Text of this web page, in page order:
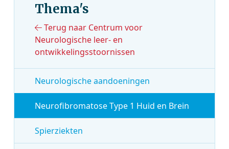
Thema's
Terug naar Centrum voor
Neurologische leer- en
ontwikkelingsstoornissen
Neurologische aandoeningen
Neurofibromatose Type 1 Huid en Brein
Spierziekten